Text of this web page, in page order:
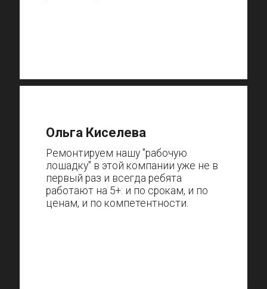
Ольга Киселева
Ремонтируем нашу "рабочую
лошадку" в этой компании уже не в
первый раз и всегда ребята
работают на 5+: и по срокам, и по
ценам, и по компетентности.